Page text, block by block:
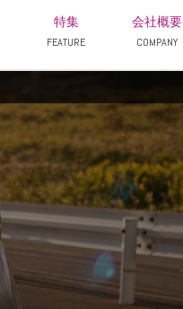
特集
FEATURE
会社概要
COMPANY